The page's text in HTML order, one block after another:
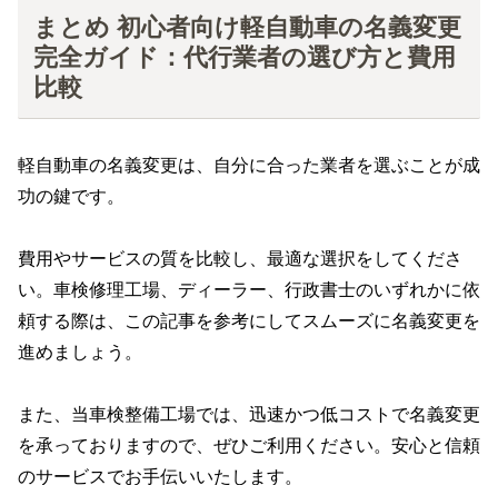
まとめ 初心者向け軽自動車の名義変更
完全ガイド：代行業者の選び方と費用
比較
軽自動車の名義変更は、自分に合った業者を選ぶことが成
功の鍵です。
費用やサービスの質を比較し、最適な選択をしてくださ
い。車検修理工場、ディーラー、行政書士のいずれかに依
頼する際は、この記事を参考にしてスムーズに名義変更を
進めましょう。
また、当車検整備工場では、迅速かつ低コストで名義変更
を承っておりますので、ぜひご利用ください。安心と信頼
のサービスでお手伝いいたします。